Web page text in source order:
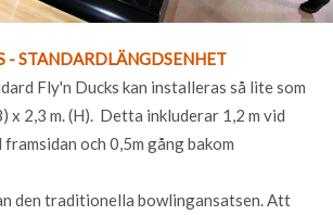
- STANDARDLÄNGDSENHET
Fly'n Ducks kan installeras så lite som
x 2,3 m. (H). Detta inkluderar 1,2 m vid
och 0,5m gång bakom
den traditionella bowlingansatsen. Att